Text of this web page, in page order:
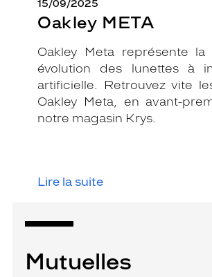
15/09/2025
Oakley META
Oakley Meta représente la
évolution des lunettes à
artificielle. Retrouvez vite
Oakley Meta, en avant-
notre magasin Krys.
Lire la suite
Mutuelles